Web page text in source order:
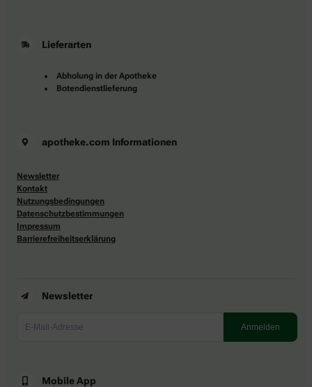
Lieferarten
Abholung in der Apotheke
Botendienstlieferung
apotheke.com Informationen
Newsletter
Kontakt
Nutzungsbedingungen
Datenschutzbestimmungen
Impressum
Barrierefreiheitserklärung
Newsletter
Mobile App